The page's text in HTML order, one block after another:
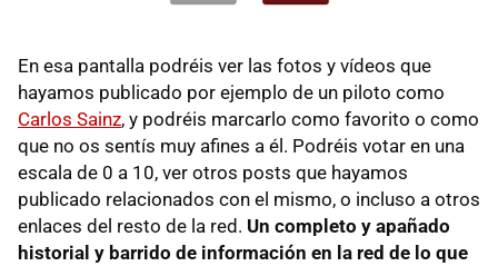
En esa pantalla podréis ver las fotos y vídeos que
hayamos publicado por ejemplo de un piloto como
Carlos Sainz, y podréis marcarlo como favorito o como
que no os sentís muy afines a él. Podréis votar en una
escala de 0 a 10, ver otros posts que hayamos
publicado relacionados con el mismo, o incluso a otros
enlaces del resto de la red. Un completo y apañado
historial y barrido de información en la red de lo que